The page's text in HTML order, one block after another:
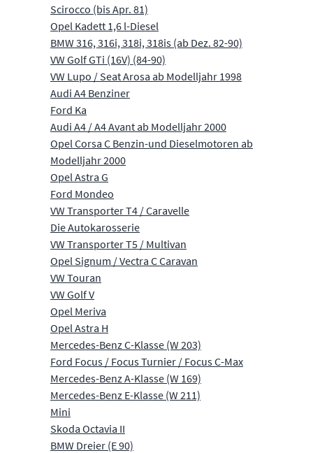
Scirocco (bis Apr. 81)
Opel Kadett 1,6 l-Diesel
BMW 316, 316i, 318i, 318is (ab Dez. 82-90)
VW Golf GTi (16V) (84-90)
VW Lupo / Seat Arosa ab Modelljahr 1998
Audi A4 Benziner
Ford Ka
Audi A4 / A4 Avant ab Modelljahr 2000
Opel Corsa C Benzin-und Dieselmotoren ab
Modelljahr 2000
Opel Astra G
Ford Mondeo
VW Transporter T4 / Caravelle
Die Autokarosserie
VW Transporter T5 / Multivan
Opel Signum / Vectra C Caravan
VW Touran
VW Golf V
Opel Meriva
Opel Astra H
Mercedes-Benz C-Klasse (W 203)
Ford Focus / Focus Turnier / Focus C-Max
Mercedes-Benz A-Klasse (W 169)
Mercedes-Benz E-Klasse (W 211)
Mini
Skoda Octavia II
BMW Dreier (E 90)